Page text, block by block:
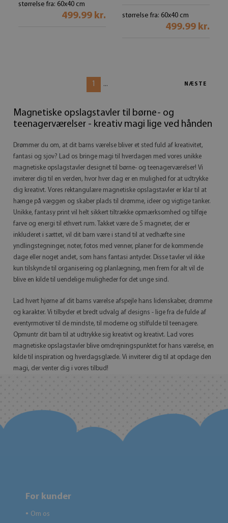
størrelse fra: 60x40 cm
499.99 kr. størrelse fra: 60x40 cm
499.99 kr.
1 ... NÆSTE
Magnetiske opslagstavler til børne- og
teenagerværelser - kreativ magi lige ved hånden
Drømmer du om, at dit barns værelse bliver et sted fuld af kreativitet,
fantasi og sjov? Lad os bringe magi til hverdagen med vores unikke
magnetiske opslagstavler designet til børne- og teenagerværelser! Vi
inviterer dig til en verden, hvor hver dag er en mulighed for at udtrykke
dig kreativt. Vores rektangulære magnetiske opslagstavler er klar til at
hænge på væggen og skaber plads til drømme, ideer og vigtige tanker.
Unikke, fantasy print vil helt sikkert tiltrække opmærksomhed og tilføje
farve og energi til ethvert rum. Takket være de 5 magneter, der er
inkluderet i sættet, vil dit barn være i stand til at vedhæfte sine
yndlingstegninger, noter, fotos med venner, planer for de kommende
dage eller noget andet, som hans fantasi antyder. Disse tavler vil ikke
kun tilskynde til organisering og planlægning, men frem for alt vil de
blive en kilde til uendelige muligheder for det unge sind.
Lad hvert hjørne af dit barns værelse afspejle hans lidenskaber, drømme
og karakter. Vi tilbyder et bredt udvalg af designs - lige fra de fulde af
eventyrmotiver til de mindste, til moderne og stilfulde til teenagere.
Opmuntr dit barn til at udtrykke sig kreativt og kreativt. Lad vores
magnetiske opslagstavler blive omdrejningspunktet for hans værelse, en
kilde til inspiration og hverdagsglæde. Vi inviterer dig til at opdage den
magi, der venter dig i vores tilbud!
For kunder
● Om os